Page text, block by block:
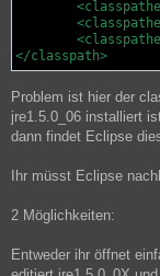
Problem ist hier der
jre1.5.0_06 installiert
dann findet Eclipse
Ihr müsst Eclipse
2 Möglichkeiten:
Entweder ihr öffnet